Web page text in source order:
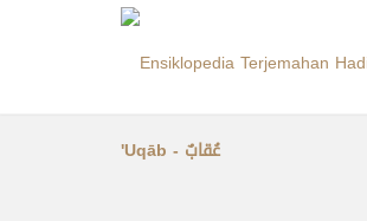
'Uqāb - عُقابٌ